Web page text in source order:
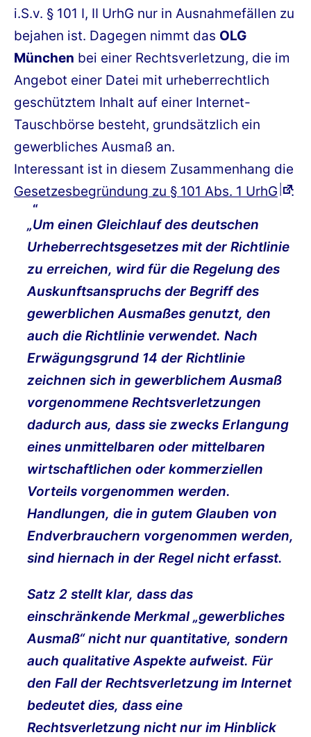
i.S.v. § 101 I, II UrhG nur in Ausnahmefällen zu
bejahen ist. Dagegen nimmt das OLG
München bei einer Rechtsverletzung, die im
Angebot einer Datei mit urheberrechtlich
geschütztem Inhalt auf einer Internet-
Tauschbörse besteht, grundsätzlich ein
gewerbliches Ausmaß an.
Interessant ist in diesem Zusammenhang die
Gesetzesbegründung zu § 101 Abs. 1 UrhG
:
„Um einen Gleichlauf des deutschen
Urheberrechtsgesetzes mit der Richtlinie
zu erreichen, wird für die Regelung des
Auskunftsanspruchs der Begriff des
gewerblichen Ausmaßes genutzt, den
auch die Richtlinie verwendet. Nach
Erwägungsgrund 14 der Richtlinie
zeichnen sich in gewerblichem Ausmaß
vorgenommene Rechtsverletzungen
dadurch aus, dass sie zwecks Erlangung
eines unmittelbaren oder mittelbaren
wirtschaftlichen oder kommerziellen
Vorteils vorgenommen werden.
Handlungen, die in gutem Glauben von
Endverbrauchern vorgenommen werden,
sind hiernach in der Regel nicht erfasst.
Satz 2 stellt klar, dass das
einschränkende Merkmal „gewerbliches
Ausmaß“ nicht nur quantitative, sondern
auch qualitative Aspekte aufweist. Für
den Fall der Rechtsverletzung im Internet
bedeutet dies, dass eine
Rechtsverletzung nicht nur im Hinblick